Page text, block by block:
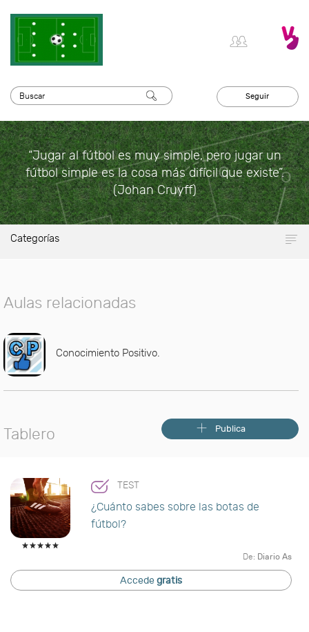
Seguir
“Jugar al fútbol es muy simple, pero jugar un
fútbol simple es la cosa más difícil que existe”.
(Johan Cruyff)
Categorías
Aulas relacionadas
Conocimiento Positivo.
Tablero Publica
TEST
¿Cuánto sabes sobre las botas de
fútbol?
De: Diario As
Accede gratis